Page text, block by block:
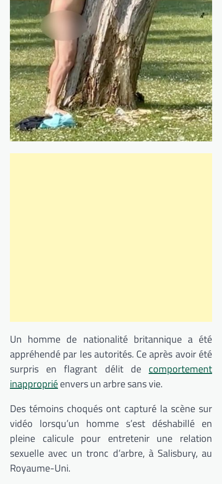
Un homme de nationalité britannique a été
appréhendé par les autorités. Ce après avoir été
surpris en flagrant délit de comportement
inappropriéenvers un arbre sans vie.
Des témoins choqués ont capturé la scène sur
vidéo lorsqu’un homme s’est déshabillé en
pleine calicule pour entretenir une relation
sexuelle avec un tronc d’arbre, à Salisbury, au
Royaume-Uni.